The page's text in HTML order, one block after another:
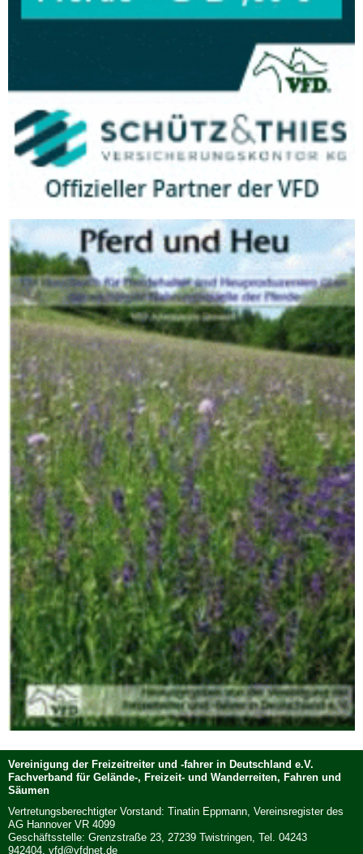
Vereinigung der Freizeitreiter und -fahrer in Deutschland e.V.
Fachverband für Gelände-, Freizeit- und Wanderreiten, Fahren und
Säumen
Vertretungsberechtigter Vorstand: Tinatin Eppmann, Vereinsregister des
AG Hannover VR 4099
Geschäftsstelle: Grenzstraße 23, 27239 Twistringen, Tel. 04243
942404, vfd@vfdnet.de